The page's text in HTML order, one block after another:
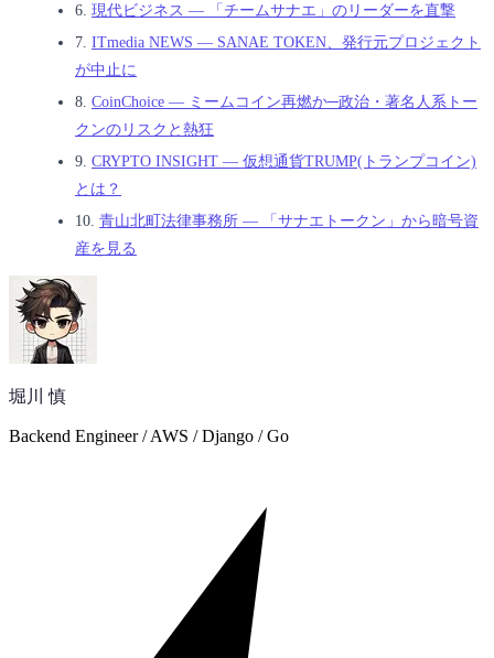
6. 現代ビジネス — 「チームサナエ」のリーダーを直撃
7. ITmedia NEWS — SANAE TOKEN、発行元プロジェクト
が中止に
8. CoinChoice — ミームコイン再燃か─政治・著名人系トー
クンのリスクと熱狂
9. CRYPTO INSIGHT — 仮想通貨TRUMP(トランプコイン)
とは？
10. 青山北町法律事務所 — 「サナエトークン」から暗号資
産を見る
堀川 慎
Backend Engineer / AWS / Django / Go